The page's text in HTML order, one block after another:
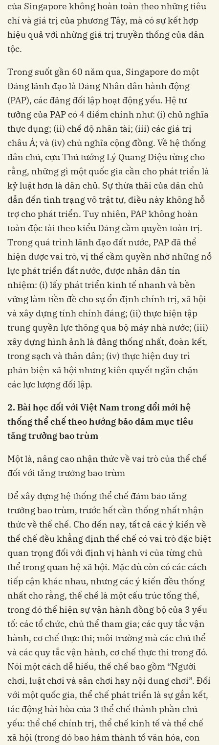
của Singapore không hoàn toàn theo những tiêu
chí và giá trị của phương Tây, mà có sự kết hợp
hiệu quả với những giá trị truyền thống của dân
tộc.
Trong suốt gần 60 năm qua, Singapore do một
Đảng lãnh đạo là Đảng Nhân dân hành động
(PAP), các đảng đối lập hoạt động yếu. Hệ tư
tưởng của PAP có 4 điểm chính như: (i) chủ nghĩa
thực dụng; (ii) chế độ nhân tài; (iii) các giá trị
châu Á; và (iv) chủ nghĩa cộng đồng. Về hệ thống
dân chủ, cựu Thủ tướng Lý Quang Diệu từng cho
rằng, những gì một quốc gia cần cho phát triển là
kỷ luật hơn là dân chủ. Sự thừa thãi của dân chủ
dẫn đến tình trạng vô trật tự, điều này không hỗ
trợ cho phát triển. Tuy nhiên, PAP không hoàn
toàn độc tài theo kiểu Đảng cầm quyền toàn trị.
Trong quá trình lãnh đạo đất nước, PAP đã thể
hiện được vai trò, vị thế cầm quyền nhờ những nỗ
lực phát triển đất nước, được nhân dân tín
nhiệm: (i) lấy phát triển kinh tế nhanh và bền
vững làm tiền đề cho sự ổn định chính trị, xã hội
và xây dựng tính chính đáng; (ii) thực hiện tập
trung quyền lực thông qua bộ máy nhà nước; (iii)
xây dựng hình ảnh là đảng thống nhất, đoàn kết,
trong sạch và thân dân; (iv) thực hiện duy trì
phản biện xã hội nhưng kiên quyết ngăn chặn
các lực lượng đối lập.
2. Bài học đối với Việt Nam trong đổi mới hệ
thống thể chế theo hướng bảo đảm mục tiêu
tăng trưởng bao trùm
Một là, nâng cao nhận thức về vai trò của thể chế
đối với tăng trưởng bao trùm
Để xây dựng hệ thống thể chế đảm bảo tăng
trưởng bao trùm, trước hết cần thống nhất nhận
thức về thể chế. Cho đến nay, tất cả các ý kiến về
thể chế đều khẳng định thể chế có vai trò đặc biệt
quan trọng đối với định vị hành vi của từng chủ
thể trong quan hệ xã hội. Mặc dù còn có các cách
tiếp cận khác nhau, nhưng các ý kiến đều thống
nhất cho rằng, thể chế là một cấu trúc tổng thể,
trong đó thể hiện sự vận hành đồng bộ của 3 yếu
tố: các tổ chức, chủ thể tham gia; các quy tắc vận
hành, cơ chế thực thi; môi trường mà các chủ thể
và các quy tắc vận hành, cơ chế thực thi trong đó.
Nói một cách dễ hiểu, thể chế bao gồm “Người
chơi, luật chơi và sân chơi hay nội dung chơi”. Đối
với một quốc gia, thể chế phát triển là sự gắn kết,
tác động hài hòa của 3 thể chế thành phần chủ
yếu: thể chế chính trị, thể chế kinh tế và thể chế
xã hội (trong đó bao hàm thành tố văn hóa, con